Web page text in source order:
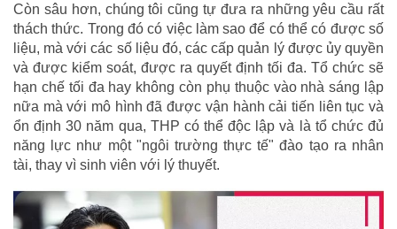
Còn sâu hơn, chúng tôi cũng tự đưa ra những yêu cầu rất
thách thức. Trong đó có việc làm sao để có thể có được số
liệu, mà với các số liệu đó, các cấp quản lý được ủy quyền
và được kiểm soát, được ra quyết định tối đa. Tổ chức sẽ
hạn chế tối đa hay không còn phụ thuộc vào nhà sáng lập
nữa mà với mô hình đã được vận hành cải tiến liên tục và
ổn định 30 năm qua, THP có thể độc lập và là tổ chức đủ
năng lực như một "ngôi trường thực tế" đào tạo ra nhân
tài, thay vì sinh viên với lý thuyết.